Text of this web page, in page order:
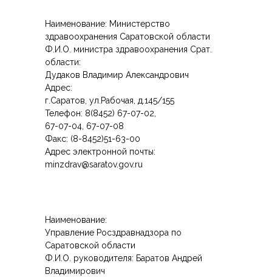
Наименование: Министерство
здравоохранения Саратовской области
Ф.И.О. министра здравоохранения Срат.
области:
Дудаков Владимир Александрович
Адрес:
г.Саратов, ул.Рабочая, д.145/155
Телефон: 8(8452) 67-07-02,
67-07-04, 67-07-08
Факс: (8-8452)51-63-00
Адрес электронной почты:
minzdrav@saratov.gov.ru
Наименование:
Управление Росздравнадзора по
Саратовской области
Ф.И.О. руководителя: Баратов Андрей
Владимирович